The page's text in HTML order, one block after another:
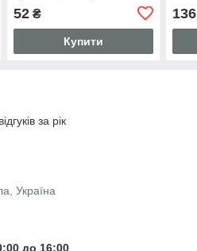
52₴
Купити
за рік
Україна
до 16:00